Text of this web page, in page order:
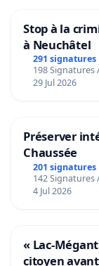
Stop à la
à Neuchâtel
291 signatures
198 Signatures
29 Jul 2026
Préserver
Chaussée
201 signatures
142 Signatures
4 Jul 2026
« Lac-
citoyen